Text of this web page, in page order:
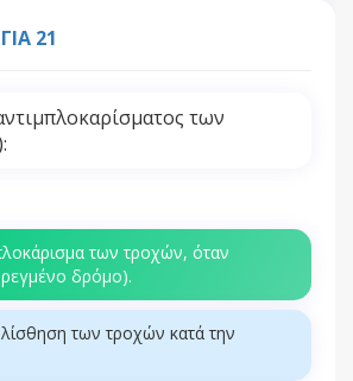
21
των
των τροχών, όταν
δρόμο).
των τροχών κατά την